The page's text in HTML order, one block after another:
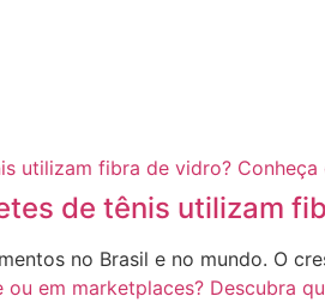
de tênis utilizam
no Brasil e no mundo. O